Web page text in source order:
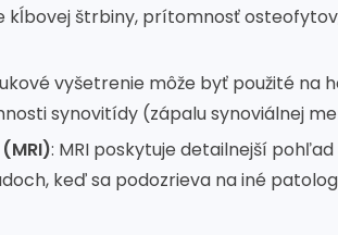
kĺbovej štrbiny, prítomnosť
vyšetrenie môže byť použité na
synovitídy (zápalu synoviálnej
: MRI poskytuje detailnejší
keď sa podozrieva na iné